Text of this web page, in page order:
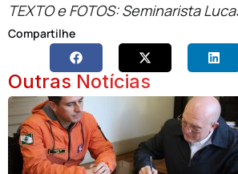
TEXTO e FOTOS:Seminarista
Compartilhe
Outras Notícias